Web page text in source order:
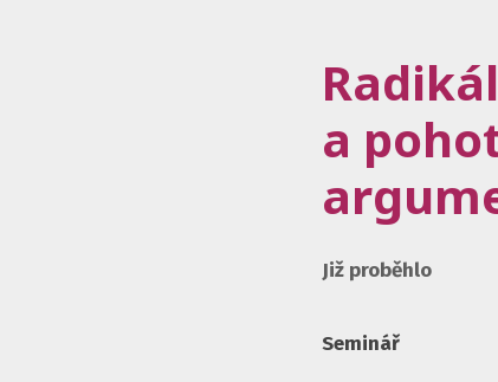
a
Již proběhlo
Seminář